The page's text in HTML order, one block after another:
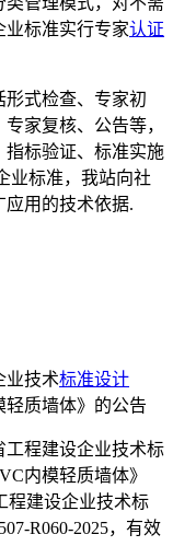
业标准实行专家认证
式检查、专家初
家复核、公告等，
指标验证、标准实施
业标准，我站向社
用的技术依据.
业技术标准设计
轻质墙体》的公告
工程建设企业技术标
内模轻质墙体》
程建设企业技术标
R060-2025，有效